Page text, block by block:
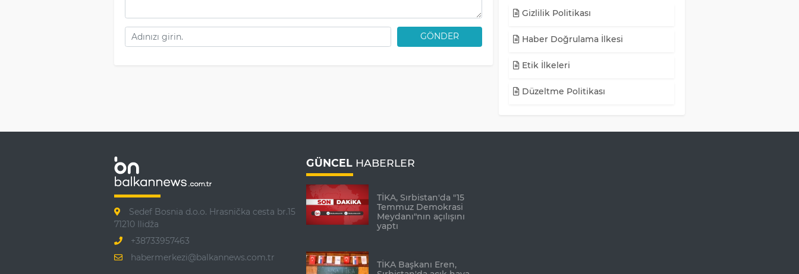
GÖNDER
Gizlilik Politikası
Haber Doğrulama İlkesi
Etik İlkeleri
Düzeltme Politikası
Sedef Bosnia d.o.o. Hrasnička cesta br.15
71210 Ilidža
+38733957463
habermerkezi@balkannews.com.tr
GÜNCEL HABERLER
TİKA, Sırbistan'da "15
Temmuz Demokrasi
Meydanı"nın açılışını
yaptı
TİKA Başkanı Eren,